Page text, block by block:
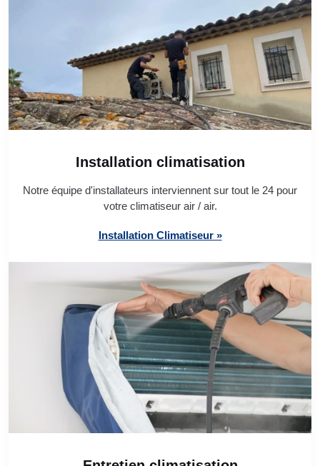
Installation climatisation
Notre équipe d'installateurs interviennent sur tout le 24 pour
votre climatiseur air / air.
Installation Climatiseur »